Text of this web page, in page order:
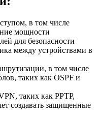
в том числе
мощности
для безопасности
между устройствами в
в том числе
таких как OSPF и
таких как PPTP,
создавать защищенные